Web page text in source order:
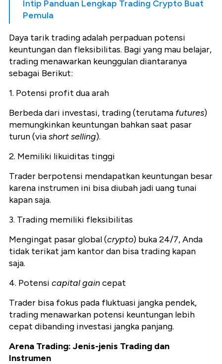
Intip Panduan Lengkap Trading Crypto Buat
Pemula
Daya tarik trading adalah perpaduan potensi
keuntungan dan fleksibilitas. Bagi yang mau belajar,
trading menawarkan keunggulan diantaranya
sebagai Berikut:
1. Potensi profit dua arah
Berbeda dari investasi, trading (terutama futures)
memungkinkan keuntungan bahkan saat pasar
turun (viashort selling).
2. Memiliki likuiditas tinggi
Trader berpotensi mendapatkan keuntungan besar
karena instrumen ini bisa diubah jadi uang tunai
kapan saja.
3. Trading memiliki fleksibilitas
Mengingat pasar global (crypto) buka 24/7, Anda
tidak terikat jam kantor dan bisa trading kapan
saja.
4. Potensi capital gaincepat
Trader bisa fokus pada fluktuasi jangka pendek,
trading menawarkan potensi keuntungan lebih
cepat dibanding investasi jangka panjang.
Arena Trading: Jenis-jenis Trading dan
Instrumen